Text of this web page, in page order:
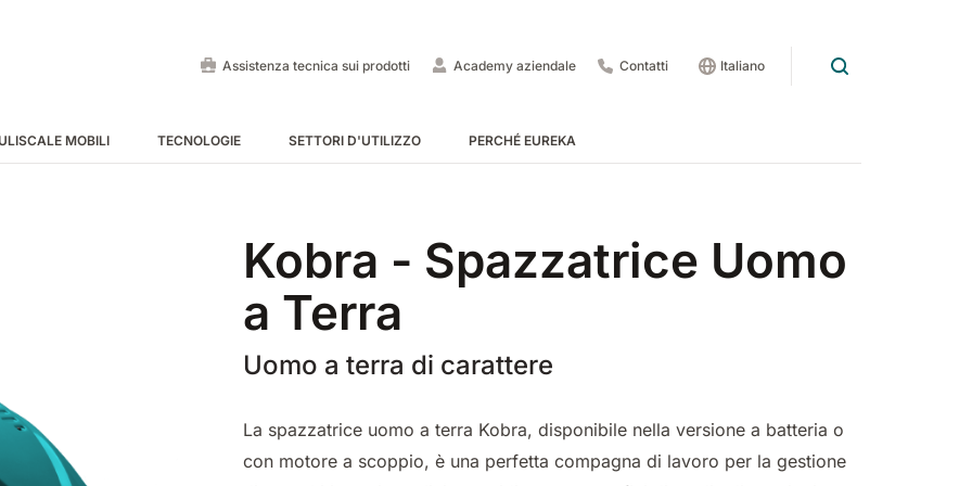
Assistenza tecnica sui prodotti Academy aziendale Contatti Italiano
MOBILI TECNOLOGIE SETTORI D'UTILIZZO PERCHÉ EUREKA
MOSTRA TUTTE
E65 E75 E83 E85
MOSTRA TUTTE
Tigra Rider 1201 Rider Lift Xtrema
MOSTRA TUTTE
EC52
Kobra - Spazzatrice Uomo
a Terra
Uomo a terra di carattere
La spazzatrice uomo a terra Kobra, disponibile nella versione a batteria o
con motore a scoppio, è una perfetta compagna di lavoro per la gestione